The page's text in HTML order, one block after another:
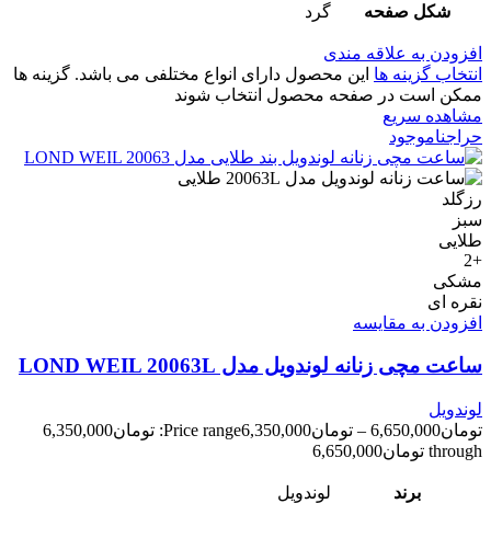
شکل صفحه گرد
افزودن به علاقه مندی
انتخاب گزینه ها این محصول دارای انواع مختلفی می باشد. گزینه ها
ممکن است در صفحه محصول انتخاب شوند
مشاهده سریع
حراجناموجود
رزگلد
سبز
طلایی
+2
مشکی
نقره ای
افزودن به مقایسه
ساعت مچی زنانه لوندویل مدل LOND WEIL 20063L
لوندویل
تومان6,650,000
– تومان6,350,000
Price range: تومان6,350,000
through تومان6,650,000
برند لوندویل